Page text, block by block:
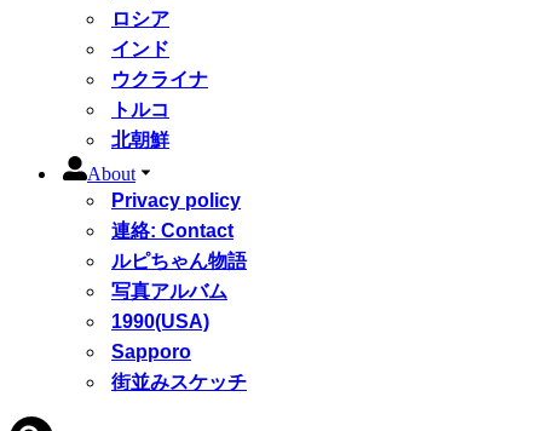
ロシア
インド
ウクライナ
トルコ
北朝鮮
About
Privacy policy
連絡: Contact
ルピちゃん物語
写真アルバム
1990(USA)
Sapporo
街並みスケッチ